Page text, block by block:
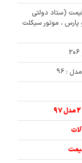
زیر قیمت (ستاد دولتی
پژو 206 ، خاور ، پژو پارس ، موتور سیکلت